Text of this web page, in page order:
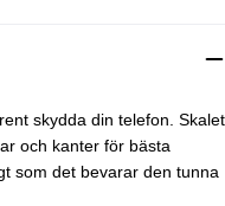
skydda din telefon. Skalet
och kanter för bästa
som det bevarar den tunna